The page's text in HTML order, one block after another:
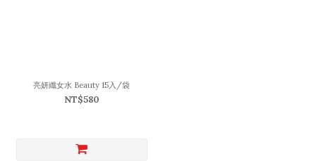
亮妍纖女水 Beauty 15入/袋
NT$580